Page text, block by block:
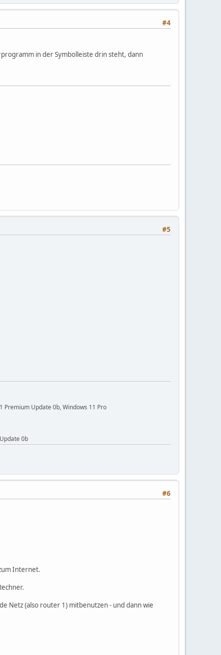
#4
in der Symbolleiste drin steht, dann
#5
Premium Update 0b, Windows 11 Pro
0b
#6
Internet.
Netz (also router 1) mitbenutzen - und dann wie